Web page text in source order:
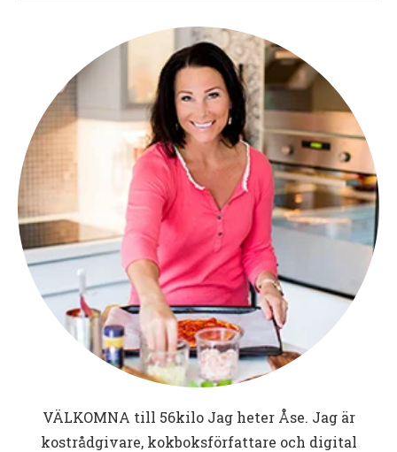
VÄLKOMNA till 56kiloJag heter Åse. Jag är
kostrådgivare, kokboksförfattare och digital